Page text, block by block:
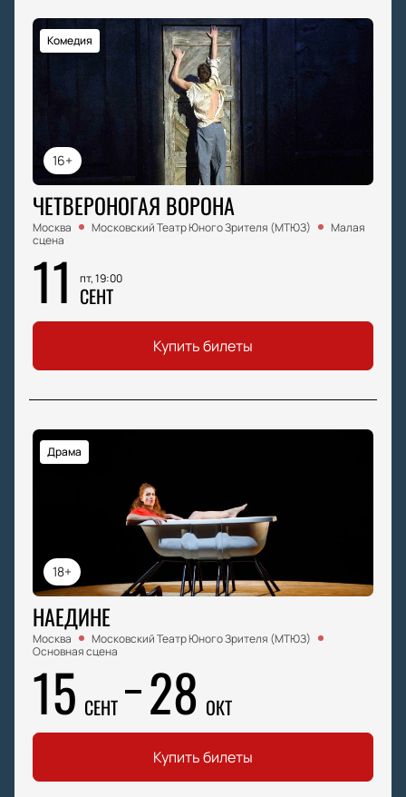
16+
Комедия
ЧЕТВЕРОНОГАЯ ВОРОНА
Москва Московский Театр Юного Зрителя (МТЮЗ)
Малая
сцена
11 пт, 19:00
СЕНТ
Купить билеты
18+
Драма
НАЕДИНЕ
Москва
Московский Театр Юного Зрителя (МТЮЗ)
Основная сцена
15 СЕНТ 28 ОКТ
Купить билеты